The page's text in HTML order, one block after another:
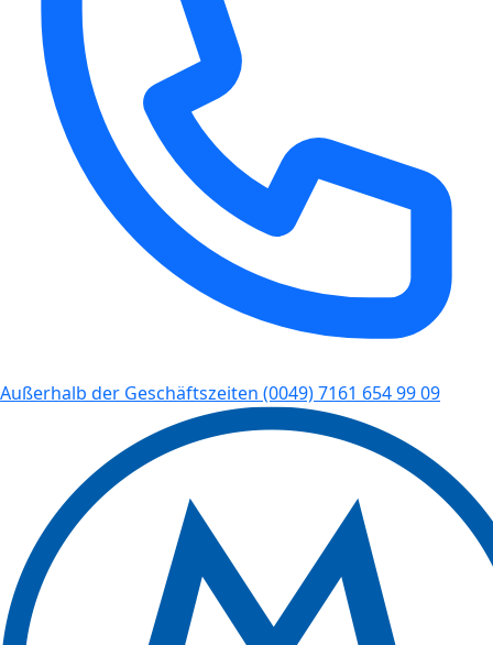
Außerhalb der Geschäftszeiten (0049) 7161 654 99 09